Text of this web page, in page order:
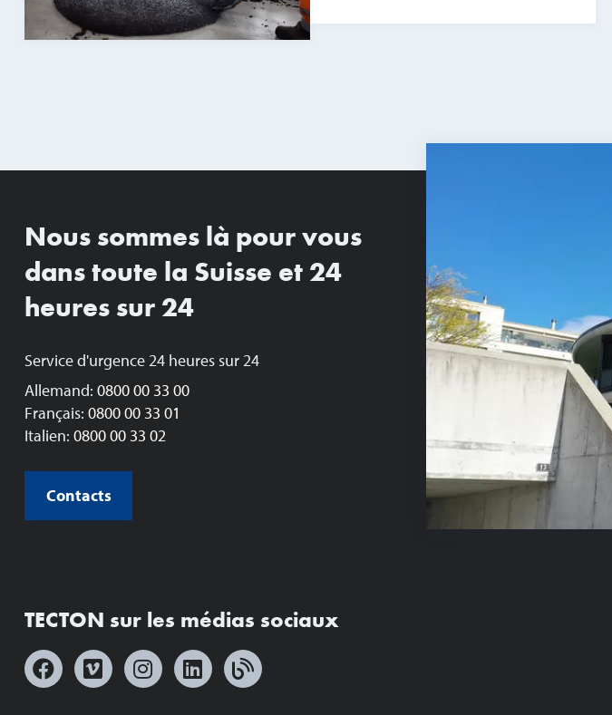
Nous sommes là pour vous
dans toute la Suisse et 24
heures sur 24
Service d'urgence 24 heures sur 24
Allemand: 0800 00 33 00
Français: 0800 00 33 01
Italien: 0800 00 33 02
Contacts
TECTON sur les médias sociaux